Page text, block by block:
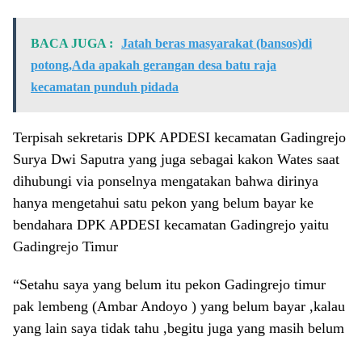
BACA JUGA :
Jatah beras masyarakat (bansos)di
potong,Ada apakah gerangan desa batu raja
kecamatan punduh pidada
Terpisah sekretaris DPK APDESI kecamatan Gadingrejo
Surya Dwi Saputra yang juga sebagai kakon Wates saat
dihubungi via ponselnya mengatakan bahwa dirinya
hanya mengetahui satu pekon yang belum bayar ke
bendahara DPK APDESI kecamatan Gadingrejo yaitu
Gadingrejo Timur
“Setahu saya yang belum itu pekon Gadingrejo timur
pak lembeng (Ambar Andoyo ) yang belum bayar ,kalau
yang lain saya tidak tahu ,begitu juga yang masih belum